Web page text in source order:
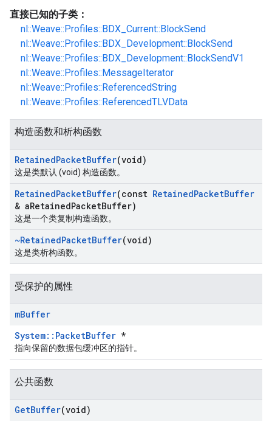
直接已知的子类：
nl::Weave::Profiles::BDX_Current::BlockSend
nl::Weave::Profiles::BDX_Development::BlockSend
nl::Weave::Profiles::BDX_Development::BlockSendV1
nl::Weave::Profiles::MessageIterator
nl::Weave::Profiles::ReferencedString
nl::Weave::Profiles::ReferencedTLVData
构造函数和析构函数
RetainedPacketBuffer(void)
这是类默认 (void) 构造函数。
RetainedPacketBuffer(const RetainedPacketBuffer
& aRetainedPacketBuffer)
这是一个类复制构造函数。
~RetainedPacketBuffer(void)
这是类析构函数。
受保护的属性
mBuffer
System::PacketBuffer *
指向保留的数据包缓冲区的指针。
公共函数
GetBuffer(void)